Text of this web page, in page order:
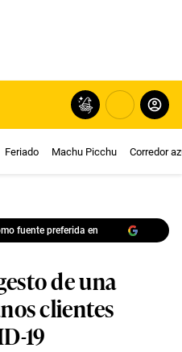
Feriado Machu Picchu Corredor
fuente preferida en
de una
clientes
19